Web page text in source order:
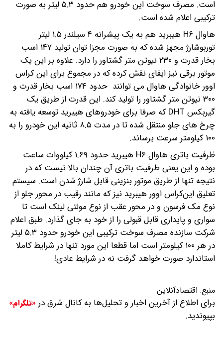
است. مصرف سوخت این خودرو هم حدود ۵.۳ لیتر به صورت
ترکیبی اعلام شده است.
هاوال H۶ هیبرید هم به یک پیشرانه ۴ سیلندر ۱.۵ لیتر
توربوشارژ مجهز شده که به صورت مجزا توان تولید ۱۴۷ اسب
بخار قدرت و ۲۳۰ نیوتن متر گشتاور را دارد. علاوه بر این یک
موتور برقی نیز ایفای نقش کرده که در مجموع برای این کراس
اوور خانوادگی هاوال می توانند ‌ حدود ۱۷۴ اسب بخار قدرت و
۳۰۰ نیوتن متر گشتاور را تولید کند. این قدرت از طریق یک
گیربکس DHT که صرفا برای خودروهای هیبرید توسعه یافته به
چرخ های جلو منتقل شده تا در مدت ۸.۵ ثانیه این خودرو را به
۱۰۰ کیلومتر سرعت برساند.
ظرفیت باتری هاوال H۶ هیبرید حدود ۱.۶۹ کیلووات ساعت
بوده و این یعنی ظرفیت باتری آن چندان بالا نیست که در
نتیجه تنها از طریق موتور بنزینی قابل شارژ شدن است. سیستم
تعلیق این‌کراس اوور هیبرید نیز که مانند رقیب در محور جلو از
نوع مک فرسون و در محور عقب از نوع مولتی لینک است تا
سواری و پایداری قابل قبولی را از خود به جای گذارد. طبق اعلام
شرکت سازنده مصرف سوخت ترکیبی این خودرو حدود ۵.۳ لیتر
در هر ۱۰۰ کیلومتر است اما قطعا این مورد تنها در شرایط کاملا
استاندارد صورت خواهد گرفت نه در شرایط عادی!
منبع: اقتصادآنلاین
برای اطلاع از آخرین اخبار و تحلیل‌ها به کانال شرق در «تلگرام»
بپیوندید.